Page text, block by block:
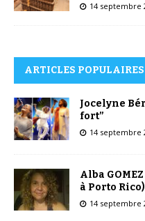
14 septembre
ARTICLES POPULAIRES
Jocelyne
fort”
14 septembre
Alba
à Porto Rico)
14 septembre